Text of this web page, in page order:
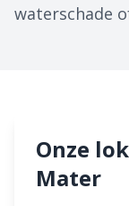
waterschade
Onze
Mater